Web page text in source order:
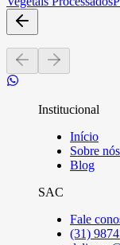
Institucional
Início
Sobre nós
Blog
SAC
Fale
(31)